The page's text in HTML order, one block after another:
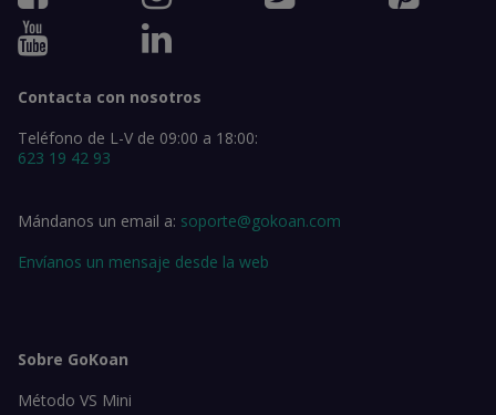
Contacta con nosotros
Teléfono de L-V de 09:00 a 18:00:
623 19 42 93
Mándanos un email a: soporte@gokoan.com
Envíanos un mensaje desde la web
Sobre GoKoan
Método VS Mini